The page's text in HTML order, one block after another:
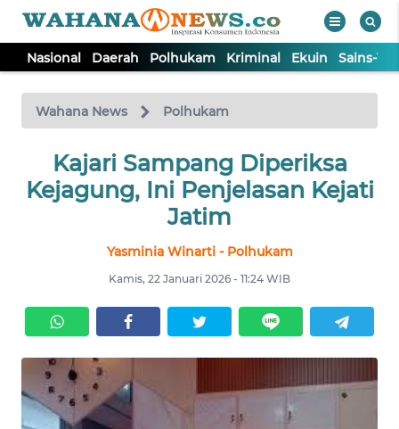
Nasional Daerah Polhukam Kriminal Ekuin Sains-
Wahana News Polhukam
Kajari Sampang Diperiksa
Kejagung, Ini Penjelasan Kejati
Jatim
Yasminia Winarti - Polhukam
Kamis, 22 Januari 2026 - 11:24 WIB
TV
Tutup
NASIONAL
KRIMINAL
EKUIN
SAINS-TEKNO